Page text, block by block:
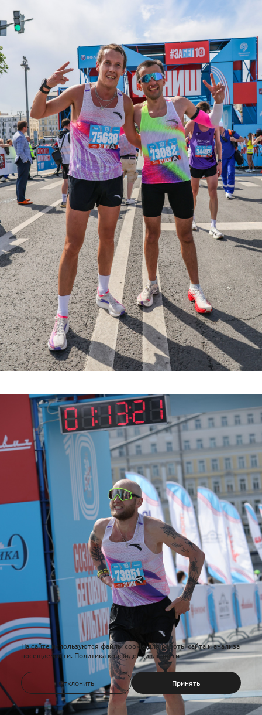
На сайте используются файлы cookie для работы сайта и анализа
посещаемости. Политика конфиденциальности
Отклонить Принять